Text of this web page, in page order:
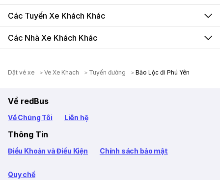
Các Tuyến Xe Khách Khác
Các Nhà Xe Khách Khác
Dặt vé xe ＞Ve Xe Khach ＞ Tuyến đường ＞Bảo Lộc đi Phú Yên
Về redBus
Về Chúng Tôi Liên hệ
Thông Tin
Điều Khoản và Điều Kiện Chính sách bảo mật
Quy chế